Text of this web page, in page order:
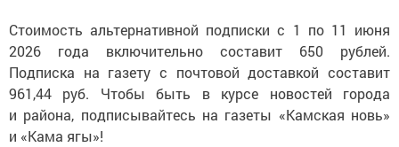
Стоимость альтернативной подписки с 1 по 11 июня
2026 года включительно составит 650
рублей.
Подписка на газету с почтовой доставкой составит
961,44
руб. Чтобы быть в
курсе новостей города
и района, подписывайтесь на газеты «Камская новь»
и «Кама ягы»!